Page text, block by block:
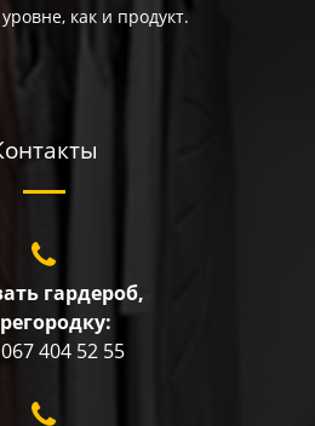
как и продукт.
гардероб,
404 52 55